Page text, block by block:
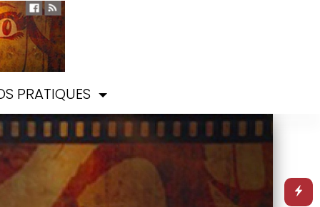
PRATIQUES